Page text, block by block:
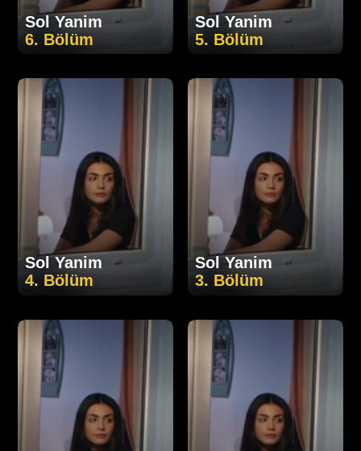
Sol Yanim
6. Bölüm
Sol Yanim
5. Bölüm
Sol Yanim
4. Bölüm
Sol Yanim
3. Bölüm